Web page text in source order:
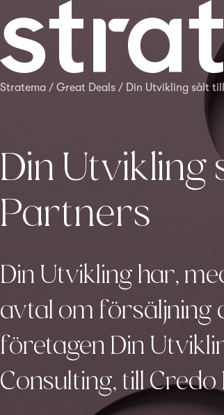
Stratema / Great Deals / Din Utvikling sålt
Din Utvikling
Partners
Din Utvikling har,
avtal om försäljning
företagen Din
Consulting, till